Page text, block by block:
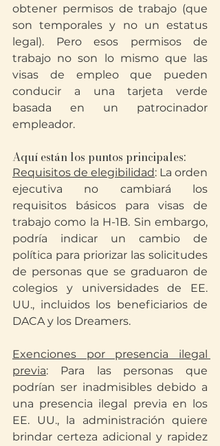
obtener permisos de trabajo (que
son temporales y no un estatus
legal). Pero esos permisos de
trabajo no son lo mismo que las
visas de empleo que pueden
conducir a una tarjeta verde
basada en un patrocinador
empleador.
Aquí están los puntos principales:
Requisitos de elegibilidad: La orden
ejecutiva no cambiará los
requisitos básicos para visas de
trabajo como la H-1B. Sin embargo,
podría indicar un cambio de
política para priorizar las solicitudes
de personas que se graduaron de
colegios y universidades de EE.
UU., incluidos los beneficiarios de
DACA y los Dreamers.
Exenciones por presencia ilegal
previa: Para las personas que
podrían ser inadmisibles debido a
una presencia ilegal previa en los
EE. UU., la administración quiere
brindar certeza adicional y rapidez